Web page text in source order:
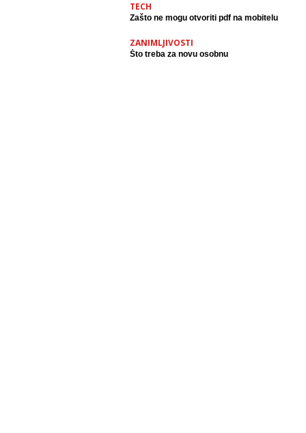
TECH
Zašto ne mogu otvoriti pdf na mobitelu
ZANIMLJIVOSTI
Što treba za novu osobnu